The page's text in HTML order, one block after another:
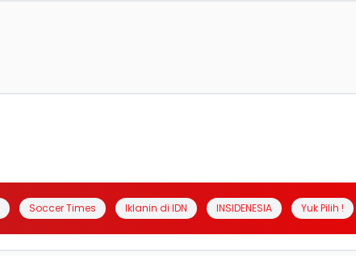
Soccer Times Iklanin di IDN INSIDENESIA Yuk Pilih !